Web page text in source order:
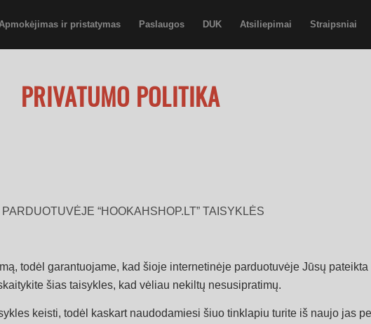
ir pristatymas Paslaugos DUK Atsiliepimai Straipsniai
PRIVATUMO POLITIKA
“HOOKAHSHOP.LT” TAISYKLĖS
todėl garantuojame, kad šioje internetinėje parduotuvėje Jūsų
šias taisykles, kad vėliau nekiltų nesusipratimų.
keisti, todėl kaskart naudodamiesi šiuo tinklapiu turite iš naujo jas